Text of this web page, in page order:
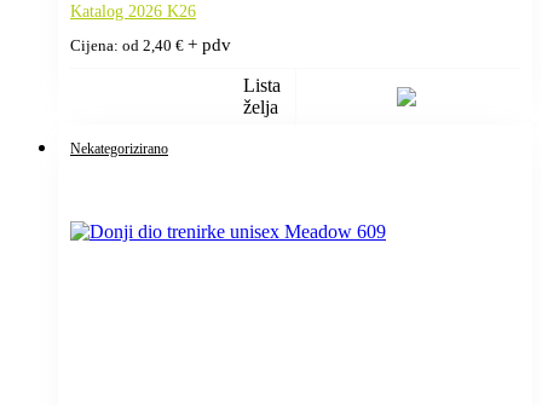
Katalog 2026 K26
Cijena: od 2,40 € + pdv
Lista
želja
Nekategorizirano